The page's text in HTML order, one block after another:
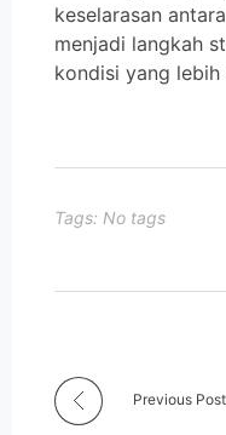
keselarasan
menjadi langkah
kondisi yang
Tags: No tags
Previous Post